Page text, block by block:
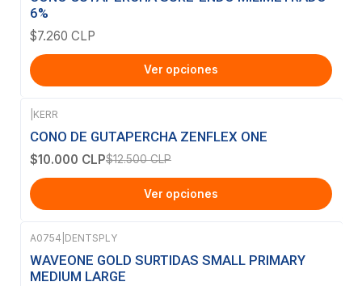
6%
$7.260 CLP
Ver opciones
-20% OFF
KERR
CONO DE GUTAPERCHA ZENFLEX ONE
$10.000 CLP$12.500 CLP
Ver opciones
A0754 DENTSPLY
WAVEONE GOLD SURTIDAS SMALL PRIMARY
MEDIUM LARGE